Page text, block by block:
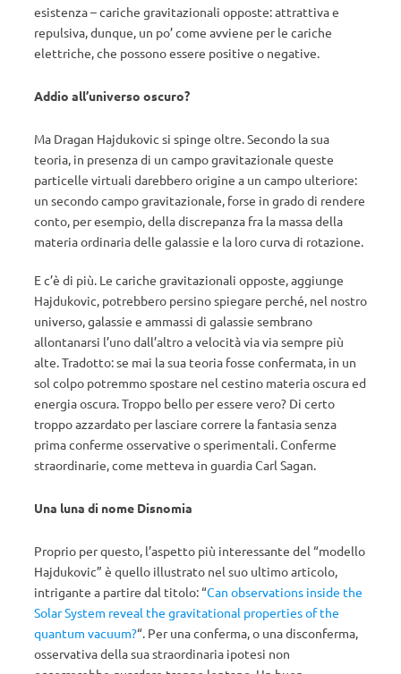
esistenza – cariche gravitazionali opposte: attrattiva e
repulsiva, dunque, un po’ come avviene per le cariche
elettriche, che possono essere positive o negative.
Addio all’universo oscuro?
Ma Dragan Hajdukovic si spinge oltre. Secondo la sua
teoria, in presenza di un campo gravitazionale queste
particelle virtuali darebbero origine a un campo ulteriore:
un secondo campo gravitazionale, forse in grado di rendere
conto, per esempio, della discrepanza fra la massa della
materia ordinaria delle galassie e la loro curva di rotazione.
E c’è di più. Le cariche gravitazionali opposte, aggiunge
Hajdukovic, potrebbero persino spiegare perché, nel nostro
universo, galassie e ammassi di galassie sembrano
allontanarsi l’uno dall’altro a velocità via via sempre più
alte. Tradotto: se mai la sua teoria fosse confermata, in un
sol colpo potremmo spostare nel cestino materia oscura ed
energia oscura. Troppo bello per essere vero? Di certo
troppo azzardato per lasciare correre la fantasia senza
prima conferme osservative o sperimentali. Conferme
straordinarie, come metteva in guardia Carl Sagan.
Una luna di nome Disnomia
Proprio per questo, l’aspetto più interessante del “modello
Hajdukovic” è quello illustrato nel suo ultimo articolo,
intrigante a partire dal titolo: “Can observations inside the
Solar System reveal the gravitational properties of the
quantum vacuum?“. Per una conferma, o una disconferma,
osservativa della sua straordinaria ipotesi non